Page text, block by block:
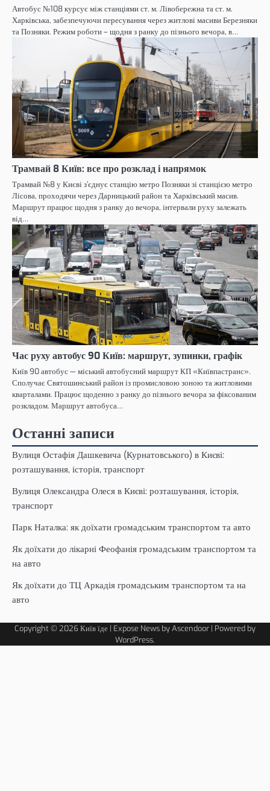
Автобус №108 курсує між станціями ст. м. Лівобережна та ст. м.
Харківська, забезпечуючи пересування через житлові масиви Березняки
та Позняки. Режим роботи – щодня з ранку до пізнього вечора, в…
Трамвай 8 Київ: все про розклад і напрямок
Трамвай №8 у Києві з’єднує станцію метро Позняки зі станцією метро
Лісова, проходячи через Дарницький район та Харківський масив.
Маршрут працює щодня з ранку до вечора, інтервали руху залежать
від…
Час руху автобус 90 Київ: маршрут, зупинки, графік
Київ 90 автобус — міський автобусний маршрут КП «Київпастранс».
Сполучає Святошинський район із промисловою зоною та житловими
кварталами. Працює щоденно з ранку до пізнього вечора за фіксованим
розкладом. Маршрут автобуса…
Останні записи
Вулиця Остафія Дашкевича (Курнатовського) в Києві:
розташування, історія, транспорт
Вулиця Олександра Олеся в Києві: розташування, історія,
транспорт
Парк Наталка: як доїхати громадським транспортом та авто
Як доїхати до лікарні Феофанія громадським транспортом та
на авто
Як доїхати до ТЦ Аркадія громадським транспортом та на
авто
Copyright © 2026Київ їде | Expose News byAscendoor | Powered by
WordPress.